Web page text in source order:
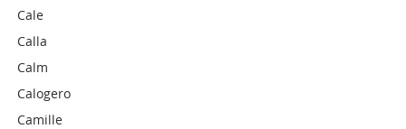
Cale
Calla
Calm
Calogero
Camille